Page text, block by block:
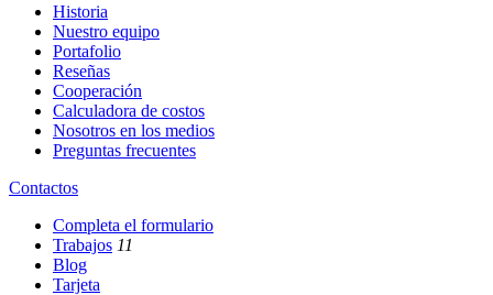
Historia
Nuestro equipo
Portafolio
Reseñas
Cooperación
Calculadora de costos
Nosotros en los medios
Preguntas frecuentes
Contactos
Completa el formulario
Trabajos 11
Blog
Tarjeta